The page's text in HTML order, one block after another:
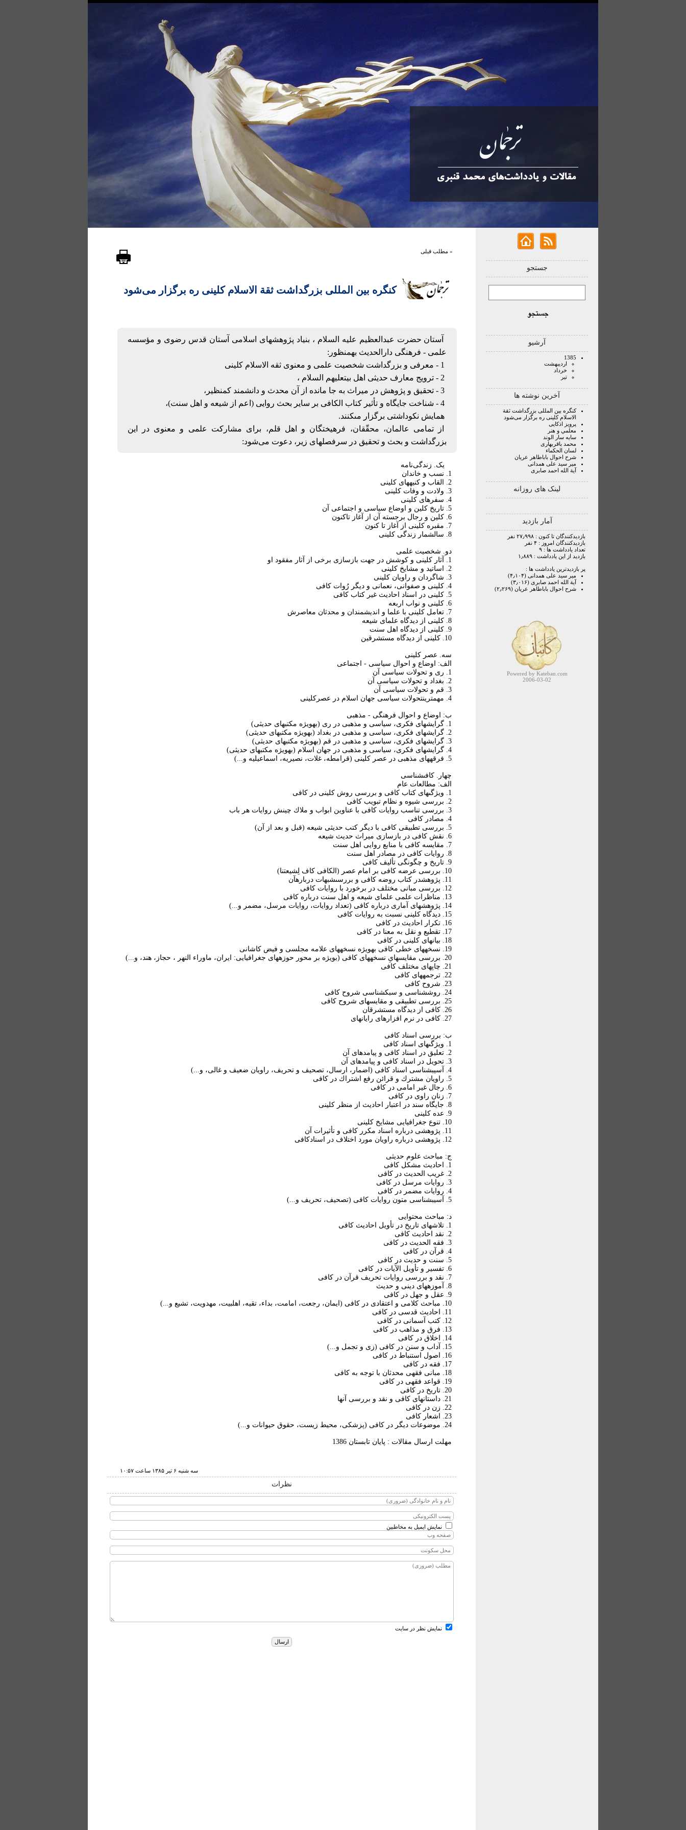
جستجو
آرشیو
1385
ارديبهشت
خرداد
تير
آخرین نوشته ها
كنگره بين المللى بزرگداشت ثقة
الاسلام كلينى‏ ره برگزار می‌شود
پرويز اذكايى
معلمي و هنر
سايه سار الوند
محمد باقربهاری
لسان الحكماء
شرح احوال باباطاهر عريان
میر سید علی همدانی
آية الله احمد صابرى
لینک های روزانه
آمار بازدید
بازدیدکنندگان تا کنون : ۲۷٫۹۹۸ نفر
بازدیدکنندگان امروز : ۴ نفر
تعداد یادداشت ها : ۹
بازدید از این یادداشت : ۱٫۸۸۹
پر بازدیدترین یادداشت ها :
میر سید علی همدانی (۴٫۱۰۴)
آية الله احمد صابرى (۳٫۰۱۶)
شرح احوال باباطاهر عريان (۲٫۲۶۹)
Powered by Kateban.com
2006-03-02
« مطلب قبلی
كنگره بين المللى بزرگداشت ثقة الاسلام كلينى‏ ره برگزار می‌شود
آستان حضرت عبدالعظيم‏ عليه السلام ، بنياد پژوهش‏هاى اسلامى آستان قدس رضوى و مؤسسه
علمى - فرهنگى دارالحديث به‏منظور:
3 - تحقيق و پژوهش در ميراث به جا مانده از آن محدث و دانشمند كم‏نظير،
4 - شناخت جايگاه و تأثير كتاب الكافى بر ساير بحث روايى (اعم از شيعه و اهل سنت)،
همايش نكوداشتى برگزار مى‏كنند.
از تمامى عالمان، محقّقان، فرهيختگان و اهل قلم، براى مشاركت علمى و معنوى در اين
بزرگداشت و بحث و تحقيق در سرفصل‏هاى زير، دعوت مى‏‌شود:
يک. زندگی‌‏نامه‏
1. نسب و خاندان‏
2. القاب و كنيه‏هاى كلينى‏
3. ولادت و وفات كلينى‏
4. سفرهاى كلينى‏
5. تاريخ كلين و اوضاع سياسى و اجتماعى آن‏
6. كلين و رجال برجسته آن از آغاز تاكنون‏
7. مقبره كلينى از آغاز تا كنون‏
8. سالشمار زندگى كلينى‏
دو. شخصيت علمى‏
1. آثار كلينى و كوشش در جهت بازسازى برخى از آثار مفقود او
2. اساتيد و مشايخ كلينى‏
3. شاگردان و راويان كلينى‏
4. كلينى و صفوانى، نعمانى و ديگر رُوات كافى‏
5. كلينى در اسناد احاديث غير كتاب كافى‏
6. كلينى و نواب اربعه‏
7. تعامل كلينى با علما و انديشمندان و محدثان معاصرش‏
8. كلينى از ديدگاه علماى شيعه‏
9. كلينى از ديدگاه اهل سنت‏
10. كلينى از ديدگاه مستشرقين‏
سه. عصر كلينى‏
الف: اوضاع و احوال سياسى - اجتماعى‏
1. رى و تحولات سياسى آن‏
2. بغداد و تحولات سياسى آن‏
3. قم و تحولات سياسى آن‏
4. مهم‏ترين‏تحولات سياسى جهان اسلام در عصركلينى‏
ب: اوضاع و احوال فرهنگى - مذهبى‏
1. گرايش‏هاى فكرى، سياسى و مذهبى در رى (به‏ويژه مكتب‏هاى حديثى)
2. گرايش‏هاى فكرى، سياسى و مذهبى در بغداد (به‏ويژه مكتب‏هاى حديثى)
3. گرايش‏هاى فكرى، سياسى و مذهبى در قم (به‏ويژه مكتب‏هاى حديثى)
4. گرايش‏هاى فكرى، سياسى و مذهبى در جهان اسلام (به‏ويژه مكتب‏هاى حديثى)
5. فرقه‏هاى مذهبى در عصر كلينى (قرامطه، غلات، نصيريه، اسماعيليه و...)
چهار. كافى‏شناسى‏
الف: مطالعات عام‏
1. ويژگى‏هاى كتاب كافى و بررسى روش كلينى در كافى‏
2. بررسى شيوه و نظام تبويب كافى‏
3. بررسى تناسب روايات كافى با عناوين ابواب و ملاك چينش روايات هر باب‏
4. مصادر كافى‏
5. بررسى تطبيقى كافى با ديگر كتب حديثى شيعه (قبل و بعد از آن)
6. نقش كافى در بازسازى ميراث حديث شيعه‏
7. مقايسه كافى با منابع روايى اهل سنت‏
8. روايات كافى در مصادر اهل سنت‏
9. تاريخ و چگونگى تأليف كافى‏
10. بررسى عرضه كافى بر امام عصر (الكافى كاف لِشيعتنا)
11. پژوهش‏در كتاب روضه كافى و بررسى‏شبهات درباره‏آن‏
12. بررسى مبانى مختلف در برخورد با روايات كافى‏
13. مناظرات علمى علماى شيعه و اهل سنت درباره كافى‏
14. پژوهش‏هاى آمارى درباره كافى (تعداد روايات، روايات مرسل، مضمر و...)
15. ديدگاه كلينى نسبت به روايات كافى‏
16. تكرار احاديث در كافى‏
17. تقطيع و نقل به معنا در كافى‏
18. بيان‏هاى كلينى در كافى‏
19. نسخه‏هاى خطى كافى به‏ويژه نسخه‏هاى علامه مجلسى و فيض كاشانى‏
20. بررسى مقايسه‏اىِ نسخه‏هاى كافى (بويژه بر محور حوزه‏هاى جغرافيايى: ايران، ماوراء النهر ، حجاز، هند، و...)
21. چاپ‏هاى مختلف كافى‏
22. ترجمه‏هاى كافى‏
23. شروح كافى‏
24. روش‏شناسى و سبك‏شناسى شروح كافى‏
25. بررسى تطبيقى و مقايسه‏اى شروح كافى‏
26. كافى از ديدگاه مستشرقان‏
27. كافى در نرم افزارهاى رايانه‏اى‏
ب: بررسى اسناد كافى‏
1. ويژگى‏هاى اسناد كافى‏
2. تعليق در اسناد كافى و پيامدهاى آن‏
3. تحويل در اسناد كافى و پيامدهاى آن‏
4. آسيب‏شناسى اسناد كافى (اضمار، ارسال، تصحيف و تحريف، راويان ضعيف و غالى، و...)
5. راويان مشترك و قرائن رفع اشتراك در كافى‏
6. رجال غير امامى در كافى‏
7. زنان راوى در كافى‏
8. جايگاه سند در اعتبار احاديث از منظر كلينى‏
9. عده كلينى‏
10. تنوع جغرافيايى مشايخ كلينى‏
11. پژوهشى درباره اسناد مكرر كافى و تأثيرات آن‏
12. پژوهشى درباره راويان مورد اختلاف در اسنادكافى‏
ج: مباحث علوم حديثى‏
1. احاديث مشكل كافى‏
2. غريب الحديث در كافى‏
3. روايات مرسل در كافى‏
4. روايات مضمر در كافى‏
5. آسيب‏شناسى متون روايات كافى (تصحيف، تحريف و...)
د: مباحث محتوايى‏
1. تلاش‏هاى تاريخ در تأويل احاديث كافى‏
2. نقد احاديث كافى‏
3. فقه الحديث در كافى‏
4. قرآن در كافى‏
5. سنت و حديث در كافى‏
6. تفسير و تأويل الآيات در كافى‏
7. نقد و بررسى روايات تحريف قرآن در كافى‏
8. آموزه‏هاى دينى و حديث‏
9. عقل و جهل در كافى‏
10. مباحث كلامى و اعتقادى در كافى (ايمان، رجعت، امامت، بداء، تقيه، اهل‏بيت، مهدويت، تشيع و...)
11. احاديث قدسى در كافى‏
12. كتب آسمانى در كافى‏
13. فرق و مذاهب در كافى‏
14. اخلاق در كافى‏
15. آداب و سنن در كافى (زى و تجمل و...)
16. اصول استنباط در كافى‏
17. فقه در كافى‏
18. مبانى فقهى محدثان با توجه به كافى‏
19. قواعد فقهى در كافى‏
20. تاريخ در كافى‏
21. داستان‏هاى كافى و نقد و بررسى آنها
22. زن در كافى‏
23. اشعار كافى‏
24. موضوعات ديگر در كافى (پزشكى، محيط زيست، حقوق حيوانات و...)
مهلت ارسال مقالات : پايان تابستان 1386
سه شنبه ۶ تير ۱۳۸۵ ساعت ۱۰:۵۷
نظرات
نمایش ایمیل به مخاطبین
نمایش نظر در سایت